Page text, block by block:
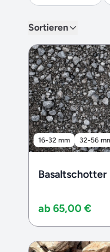
Sortieren
16-32 mm 32-56
Basaltschotter
ab 65,00 €